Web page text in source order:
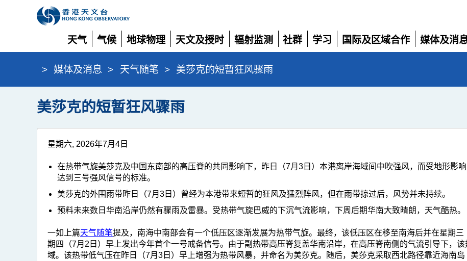
天气
展
开
气候
展
开
地球物理
展
开
天文及授时
展
开
辐射监测
展
开
社群
展
学习
展
国际及区域合作
展
媒体及消
展
> 媒体及消息 > 天气随笔 > 美莎克的短暂狂风骤雨
美莎克的短暂狂风骤雨
星期六, 2026年7月4日
在热带气旋美莎克及中国东南部的高压脊的共同影响下，昨日（7月3日）本港离岸海域间中吹强风，而受地形影
达到三号强风信号的标准。
美莎克的外围雨带昨日（7月3日）曾经为本港带来短暂的狂风及猛烈阵风，但在雨带掠过后，风势并未持续。
预料未来数日华南沿岸仍然有骤雨及雷暴。受热带气旋巴威的下沉气流影响，下周后期华南大致晴朗，天气酷热。
一如上篇天气随笔提及，南海中南部会有一个低压区逐渐发展为热带气旋。最终，该低压区在移至南海后并在星期
期四（7月2日）早上发出今年首个一号戒备信号。由于副热带高压脊复盖华南沿岸，在高压脊南侧的气流引导下，
域。该热带低气压在昨日（7月3日）早上增强为热带风暴，并命名为美莎克。随后，美莎克采取西北路径靠近海南